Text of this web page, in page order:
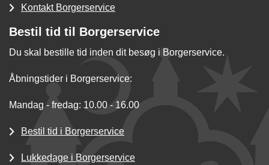
Kontakt Borgerservice
Bestil tid til Borgerservice
Du skal bestille tid inden dit besøg i Borgerservice.
Åbningstider i Borgerservice:
Mandag - fredag: 10.00 - 16.00
Bestil tid i Borgerservice
Lukkedage i Borgerservice